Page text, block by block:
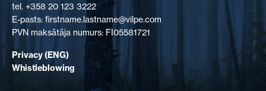
tel. +358 20 123 3222
E-pasts: firstname.lastname@vilpe.com
PVN maksātāja numurs: FI05581721
Privacy (ENG)
Whistleblowing